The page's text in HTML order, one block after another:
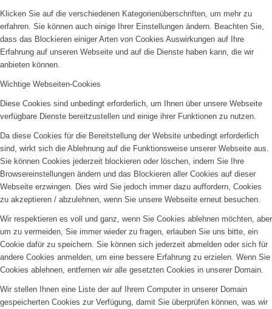
Klicken Sie auf die verschiedenen Kategorienüberschriften, um mehr zu
erfahren. Sie können auch einige Ihrer Einstellungen ändern. Beachten Sie,
dass das Blockieren einiger Arten von Cookies Auswirkungen auf Ihre
Erfahrung auf unseren Webseite und auf die Dienste haben kann, die wir
anbieten können.
Wichtige Webseiten-Cookies
Diese Cookies sind unbedingt erforderlich, um Ihnen über unsere Webseite
verfügbare Dienste bereitzustellen und einige ihrer Funktionen zu nutzen.
Da diese Cookies für die Bereitstellung der Website unbedingt erforderlich
sind, wirkt sich die Ablehnung auf die Funktionsweise unserer Webseite aus.
Sie können Cookies jederzeit blockieren oder löschen, indem Sie Ihre
Browsereinstellungen ändern und das Blockieren aller Cookies auf dieser
Webseite erzwingen. Dies wird Sie jedoch immer dazu auffordern, Cookies
zu akzeptieren / abzulehnen, wenn Sie unsere Webseite erneut besuchen.
Wir respektieren es voll und ganz, wenn Sie Cookies ablehnen möchten, aber
um zu vermeiden, Sie immer wieder zu fragen, erlauben Sie uns bitte, ein
Cookie dafür zu speichern. Sie können sich jederzeit abmelden oder sich für
andere Cookies anmelden, um eine bessere Erfahrung zu erzielen. Wenn Sie
Cookies ablehnen, entfernen wir alle gesetzten Cookies in unserer Domain.
Wir stellen Ihnen eine Liste der auf Ihrem Computer in unserer Domain
gespeicherten Cookies zur Verfügung, damit Sie überprüfen können, was wir